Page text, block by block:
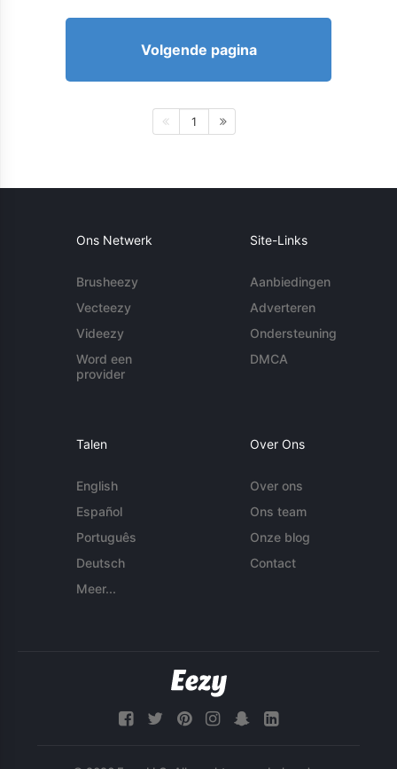
Volgende pagina
1
Ons Netwerk
Brusheezy
Vecteezy
Videezy
Word een
provider
Site-Links
Aanbiedingen
Adverteren
Ondersteuning
DMCA
Talen
English
Español
Português
Deutsch
Meer...
Over Ons
Over ons
Ons team
Onze blog
Contact